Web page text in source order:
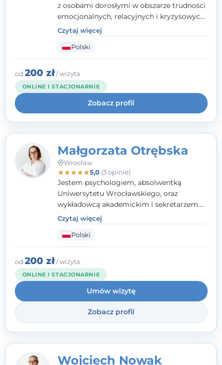
z osobami dorosłymi w obszarze trudności
emocjonalnych, relacyjnych i kryzysowych,
w tym z osobami po doświadczeniach
przemocy. Ukończyłam psychologię
kliniczną oraz studia podyplomowe z
interwencji kryzysowej i seksuologii
klinicznej na SWPS we Wrocławiu. W pracy
kieruję się empatią, etyką zawodową i
uważnością na potrzeby klienta.
Czytaj więcej
Polski
od 200 zł/ wizyta
ONLINE I STACJONARNIE
Zobacz profil
Małgorzata Otrębska
Wrocław
★★★★★5,0(3 opinie)
Jestem psychologiem, absolwentką
Uniwersytetu Wrocławskiego, oraz
wykładowcą akademickim i sekretarzem.
Dodatkowo mam kwalifikacje mediatora,
specjalizując się w sprawach rodzinnych,
cywilnych oraz karnych.
Czytaj więcej
Polski
od 200 zł/ wizyta
ONLINE I STACJONARNIE
Umów wizytę
Zobacz profil
Wojciech Nowak